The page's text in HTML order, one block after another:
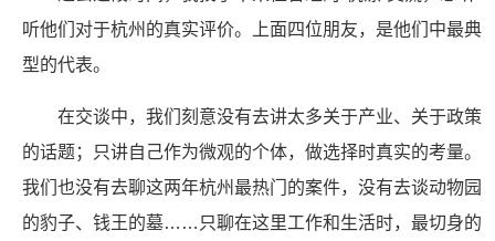
听他们对于杭州的真实评价。上面四位朋友，是他们中最典
型的代表。
在交谈中，我们刻意没有去讲太多关于产业、关于政策
的话题；只讲自己作为微观的个体，做选择时真实的考量。
我们也没有去聊这两年杭州最热门的案件，没有去谈动物园
的豹子、钱王的墓……只聊在这里工作和生活时，最切身的